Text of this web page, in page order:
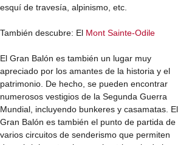
esquí de travesía, alpinismo, etc.
También descubre: El Mont Sainte-Odile
El Gran Balón es también un lugar muy
apreciado por los amantes de la historia y el
patrimonio. De hecho, se pueden encontrar
numerosos vestigios de la Segunda Guerra
Mundial, incluyendo bunkeres y casamatas. El
Gran Balón es también el punto de partida de
varios circuitos de senderismo que permiten